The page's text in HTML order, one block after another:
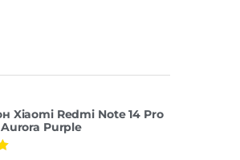
Xiaomi Redmi Note 14 Pro
Purple